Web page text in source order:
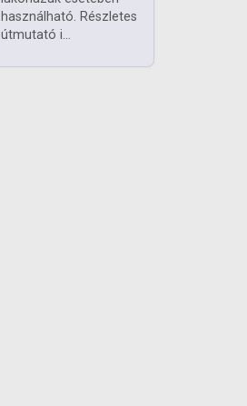
használható. Részletes
útmutató i...